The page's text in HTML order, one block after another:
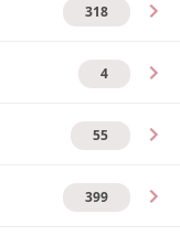
318
4
55
399